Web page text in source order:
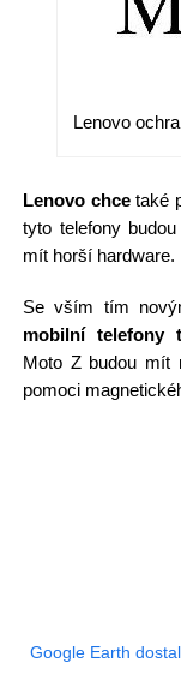
Lenovo
Lenovo chcetaké
tyto telefony
mít horší hardware.
Se vším tím
mobilní telefony
Moto Z budou mít
pomoci
Google Earth